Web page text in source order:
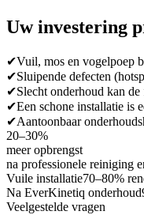
Uw investering
✔Vuil, mos en vogelpoep
✔Sluipende defecten
✔Slecht onderhoud kan
✔Een schone installatie is
✔Aantoonbaar
20–30%
meer opbrengst
na professionele reiniging
Vuile installatie70–80%
Na EverKinetiq onderhoud
Veelgestelde vragen